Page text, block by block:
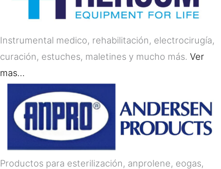
Instrumental medico, rehabilitación, electrocirugía,
curación, estuches, maletines y mucho más. Ver
mas…
Productos para esterilización, anprolene, eogas,